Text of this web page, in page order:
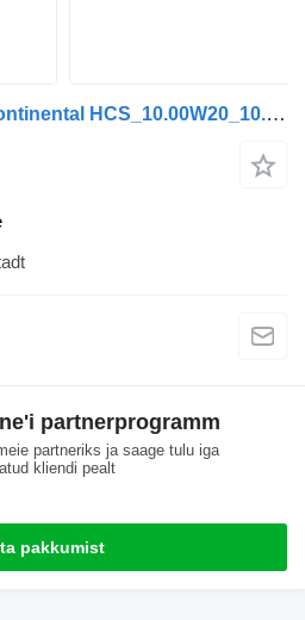
Continental 14.00r20 Continental HCS_10.00W20_10.00V-20_14x20 Continental
partnerprogramm
partneriks ja saage tulu iga
kliendi pealt
pakkumist